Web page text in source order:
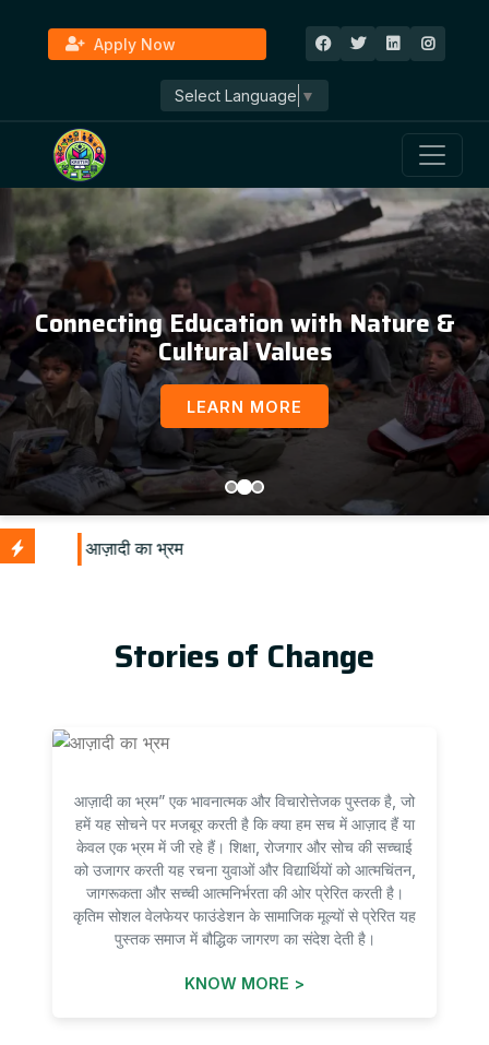
Apply Now
Select Language ▼
Connecting Education with Nature &
Cultural Values
LEARN MORE
Stories of Change
आज़ादी का भ्रम” एक भावनात्मक और विचारोत्तेजक पुस्तक है, जो
हमें यह सोचने पर मजबूर करती है कि क्या हम सच में आज़ाद हैं या
केवल एक भ्रम में जी रहे हैं। शिक्षा, रोजगार और सोच की सच्चाई
को उजागर करती यह रचना युवाओं और विद्यार्थियों को आत्मचिंतन,
जागरूकता और सच्ची आत्मनिर्भरता की ओर प्रेरित करती है।
कृतिम सोशल वेलफेयर फाउंडेशन के सामाजिक मूल्यों से प्रेरित यह
पुस्तक समाज में बौद्धिक जागरण का संदेश देती है।
KNOW MORE >